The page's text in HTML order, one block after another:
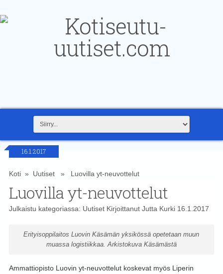
16.1.2017
Koti» Uutiset» Luovilla yt-neuvottelut
Luovilla yt-neuvottelut
Julkaistu kategoriassa: UutisetKirjoittanut Jutta Kurki16.1.2017
Erityisoppilaitos Luovin Käsämän yksikössä opetetaan muun
muassa logistiikkaa. Arkistokuva Käsämästä
Ammattiopisto Luovin yt-neuvottelut koskevat myös Liperin